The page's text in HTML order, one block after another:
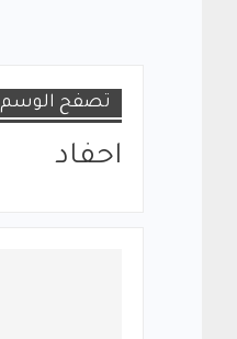
تصفح الوسم
احفاد